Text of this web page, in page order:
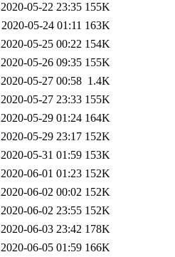
2020-05-22 23:35 155K
2020-05-24 01:11 163K
2020-05-25 00:22 154K
2020-05-26 09:35 155K
2020-05-27 00:58 1.4K
2020-05-27 23:33 155K
2020-05-29 01:24 164K
2020-05-29 23:17 152K
2020-05-31 01:59 153K
2020-06-01 01:23 152K
2020-06-02 00:02 152K
2020-06-02 23:55 152K
2020-06-03 23:42 178K
2020-06-05 01:59 166K